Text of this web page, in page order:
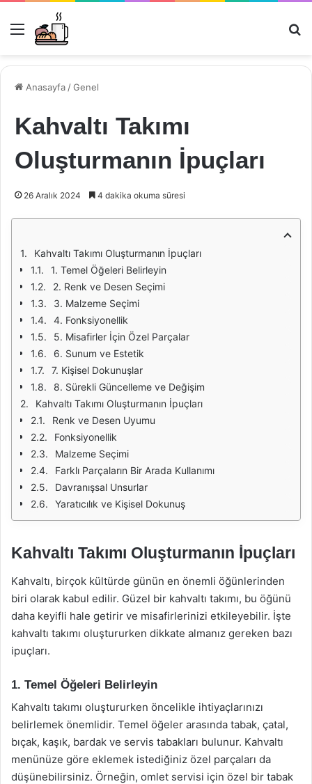
Menü
Anasayfa /Genel
Kahvaltı Takımı
Oluşturmanın İpuçları
26 Aralık 2024 4 dakika okuma süresi
Kahvaltı Takımı Oluşturmanın İpuçları
1. Temel Öğeleri Belirleyin
2. Renk ve Desen Seçimi
3. Malzeme Seçimi
4. Fonksiyonellik
5. Misafirler İçin Özel Parçalar
6. Sunum ve Estetik
7. Kişisel Dokunuşlar
8. Sürekli Güncelleme ve Değişim
Kahvaltı Takımı Oluşturmanın İpuçları
Renk ve Desen Uyumu
Fonksiyonellik
Malzeme Seçimi
Farklı Parçaların Bir Arada Kullanımı
Davranışsal Unsurlar
Yaratıcılık ve Kişisel Dokunuş
Kahvaltı Takımı Oluşturmanın İpuçları
Kahvaltı, birçok kültürde günün en önemli öğünlerinden
biri olarak kabul edilir. Güzel bir kahvaltı takımı, bu öğünü
daha keyifli hale getirir ve misafirlerinizi etkileyebilir. İşte
kahvaltı takımı oluştururken dikkate almanız gereken bazı
ipuçları.
1. Temel Öğeleri Belirleyin
Kahvaltı takımı oluştururken öncelikle ihtiyaçlarınızı
belirlemek önemlidir. Temel öğeler arasında tabak, çatal,
bıçak, kaşık, bardak ve servis tabakları bulunur. Kahvaltı
menünüze göre eklemek istediğiniz özel parçaları da
düşünebilirsiniz. Örneğin, omlet servisi için özel bir tabak